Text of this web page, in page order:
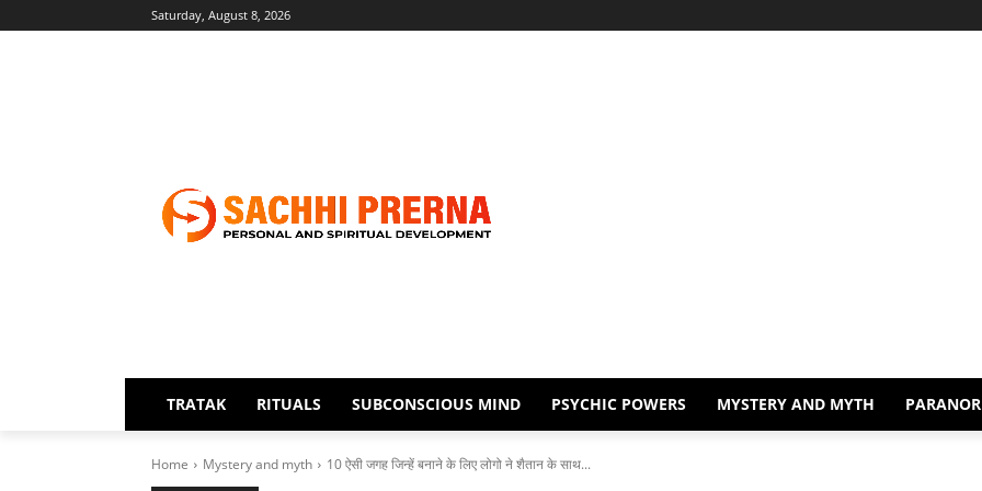
Saturday, August 8, 2026
TRATAK RITUALS SUBCONSCIOUS MIND PSYCHIC POWERS MYSTERY AND MYTH
Home Mystery and myth 10 ऐसी जगह जिन्हें बनाने के लिए लोगो ने शैतान के साथ...